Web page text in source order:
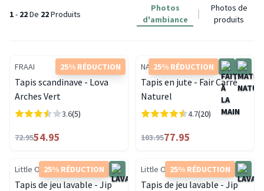
1- 22De 22Produits
Photos
d'ambiance
Photos de
produits
25% RÉDUCTION
FRAAI
Tapis scandinave - Lova
Arches Vert
3.6(5)
72.9554.95
25% RÉDUCTION
NATURL.
Tapis en jute - Fair Carré
Naturel
4.7(20)
103.9577.95
25% RÉDUCTION
Little Olly
Tapis de jeu lavable - Jip
25% RÉDUCTION
Little Olly
Tapis de jeu lavable - Jip